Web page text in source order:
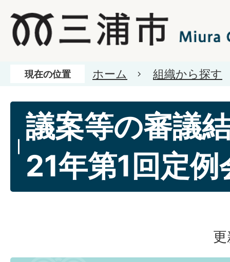
現在の位置 ホーム 組織から探す
議案等の審議
21年第1回定例